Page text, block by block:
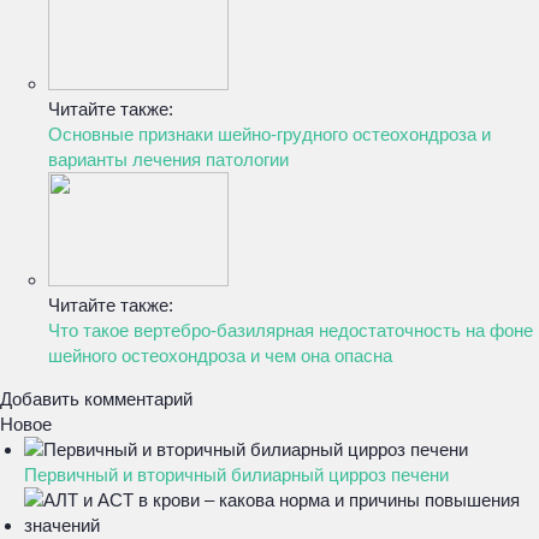
Читайте также:
Основные признаки шейно-грудного остеохондроза и
варианты лечения патологии
Читайте также:
Что такое вертебро-базилярная недостаточность на фоне
шейного остеохондроза и чем она опасна
Добавить комментарий
Новое
Первичный и вторичный билиарный цирроз печени